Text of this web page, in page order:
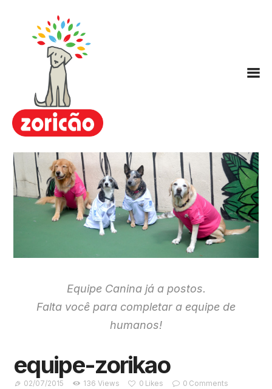
Zoricão
Escola / Centro de Educação
Canina
Hotel para Cachorros
Nosso Método ARC
Equipe Canina já a postos.
Falta você para completar a equipe de
humanos!
equipe-zorikao
02/07/2015 136 Views 0 Likes 0 Comments